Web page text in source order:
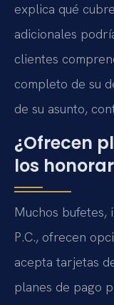
explica qué
adicionales
clientes
completo de su
de su asunto,
¿Ofrecen
los
Muchos bufetes,
P.C., ofrecen
acepta tarjetas
planes de pago